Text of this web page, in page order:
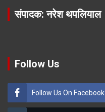
संपादक: नरेश थपलियाल
Follow Us
Follow Us On Facebook